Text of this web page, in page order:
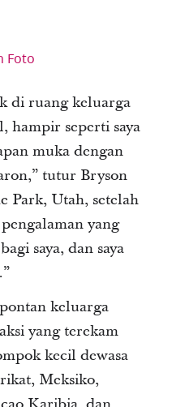
Foto
di ruang keluarga
hampir seperti saya
muka dengan
tutur Bryson
Park, Utah, setelah
yang
saya, dan saya
keluarga
yang terekam
kecil dewasa
Meksiko,